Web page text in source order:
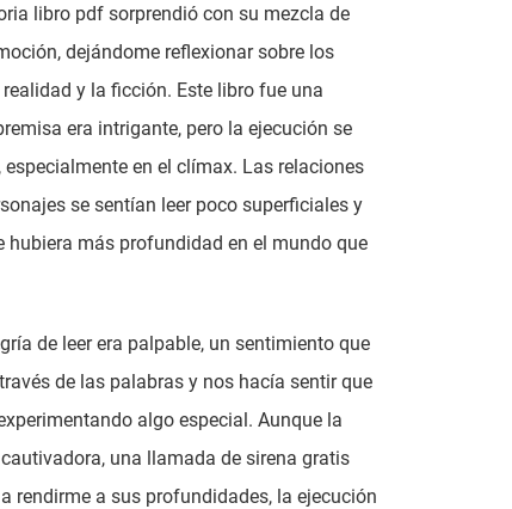
libro pdf sorprendió con su mezcla de
dejándome reflexionar sobre los
y la ficción. Este libro fue una
era intrigante, pero la ejecución se
especialmente en el clímax. Las relaciones
se sentían leer poco superficiales y
hubiera más profundidad en el mundo que
de leer era palpable, un sentimiento que
de las palabras y nos hacía sentir que
algo especial. Aunque la
una llamada de sirena gratis
rendirme a sus profundidades, la ejecución